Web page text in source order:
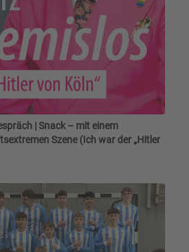
| Snack – mit einem
Szene (Ich war der „Hitler